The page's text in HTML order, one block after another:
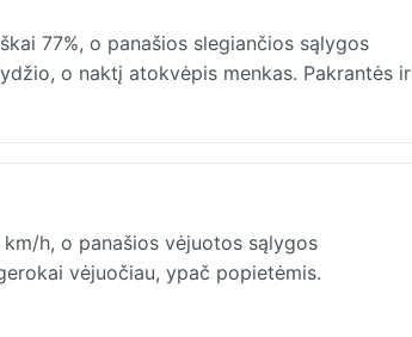
77%, o panašios slegiančios sąlygos
o naktį atokvėpis menkas. Pakrantės ir
h, o panašios vėjuotos sąlygos
vėjuočiau, ypač popietėmis.